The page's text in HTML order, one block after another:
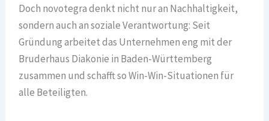
Doch novotegra denkt nicht nur an Nachhaltigkeit,
sondern auch an soziale Verantwortung: Seit
Gründung arbeitet das Unternehmen eng mit der
Bruderhaus Diakonie in Baden-Württemberg
zusammen und schafft so Win-Win-Situationen für
alle Beteiligten.